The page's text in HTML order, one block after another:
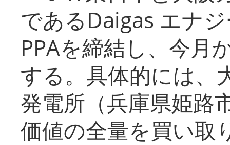
であるDaigas エナ
PPAを締結し、今月
する。具体的には、
発電所（兵庫県姫路
価値の全量を買い取